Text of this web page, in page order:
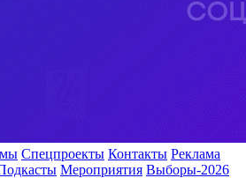
Спецпроекты Контакты Реклама
Мероприятия Выборы-2026